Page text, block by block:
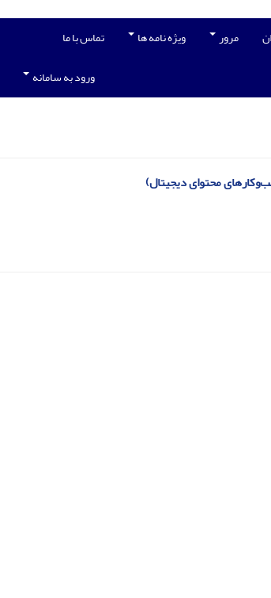
مرور ویژه نامه ها
تماس با ما
ورود به سامانه
محتوای دیجیتال)